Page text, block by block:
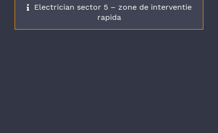
Electrician sector 5 – zone de interventie
rapida